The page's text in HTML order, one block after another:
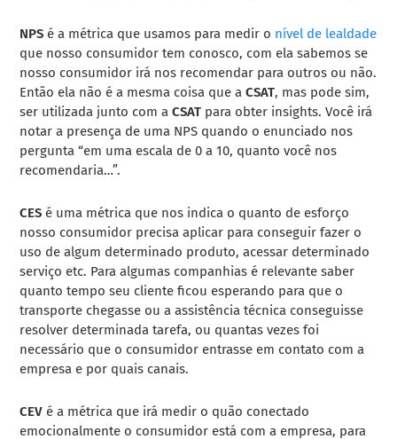
NPS é a métrica que usamos para medir o nível de lealdade
que nosso consumidor tem conosco, com ela sabemos se
nosso consumidor irá nos recomendar para outros ou não.
Então ela não é a mesma coisa que aCSAT, mas pode sim,
ser utilizada junto com aCSAT para obter insights. Você irá
notar a presença de uma NPS quando o enunciado nos
pergunta “em uma escala de 0 a 10, quanto você nos
recomendaria…”.
CES é uma métrica que nos indica o quanto de esforço
nosso consumidor precisa aplicar para conseguir fazer o
uso de algum determinado produto, acessar determinado
serviço etc. Para algumas companhias é relevante saber
quanto tempo seu cliente ficou esperando para que o
transporte chegasse ou a assistência técnica conseguisse
resolver determinada tarefa, ou quantas vezes foi
necessário que o consumidor entrasse em contato com a
empresa e por quais canais.
CEV é a métrica que irá medir o quão conectado
emocionalmente o consumidor está com a empresa, para